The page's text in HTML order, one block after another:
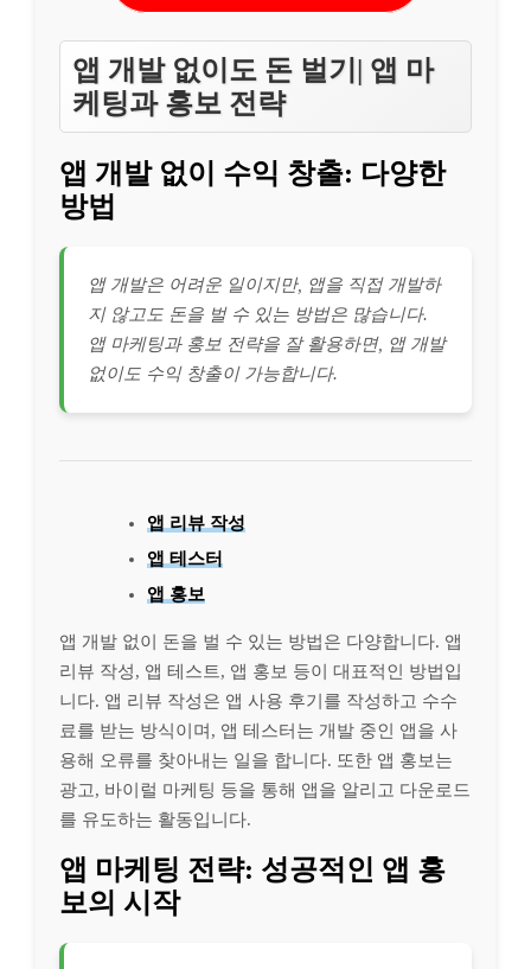
앱 개발 없이도 돈 벌기| 앱 마
케팅과 홍보 전략
앱 개발 없이 수익 창출: 다양한
방법
앱 개발은 어려운 일이지만, 앱을 직접 개발하
지 않고도 돈을 벌 수 있는 방법은 많습니다.
앱 마케팅과 홍보 전략을 잘 활용하면, 앱 개발
없이도 수익 창출이 가능합니다.
앱 리뷰 작성
앱 테스터
앱 홍보
앱 개발 없이 돈을 벌 수 있는 방법은 다양합니다. 앱
리뷰 작성, 앱 테스트, 앱 홍보 등이 대표적인 방법입
니다. 앱 리뷰 작성은 앱 사용 후기를 작성하고 수수
료를 받는 방식이며, 앱 테스터는 개발 중인 앱을 사
용해 오류를 찾아내는 일을 합니다. 또한 앱 홍보는
광고, 바이럴 마케팅 등을 통해 앱을 알리고 다운로드
를 유도하는 활동입니다.
앱 마케팅 전략: 성공적인 앱 홍
보의 시작